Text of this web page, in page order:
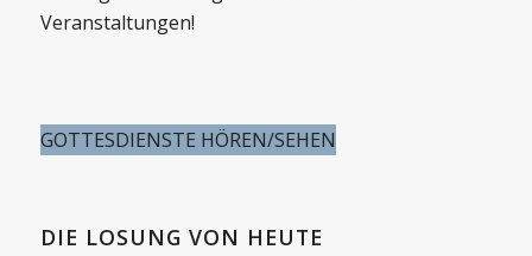
Veranstaltungen!
GOTTESDIENSTE HÖREN/SEHEN
DIE LOSUNG VON HEUTE